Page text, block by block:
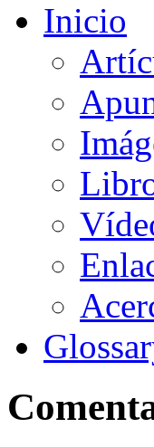
Inicio